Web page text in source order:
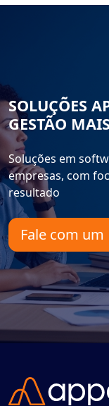
SOLUÇÕES
GESTÃO
Soluções em
empresas, com
resultado
Fale com um